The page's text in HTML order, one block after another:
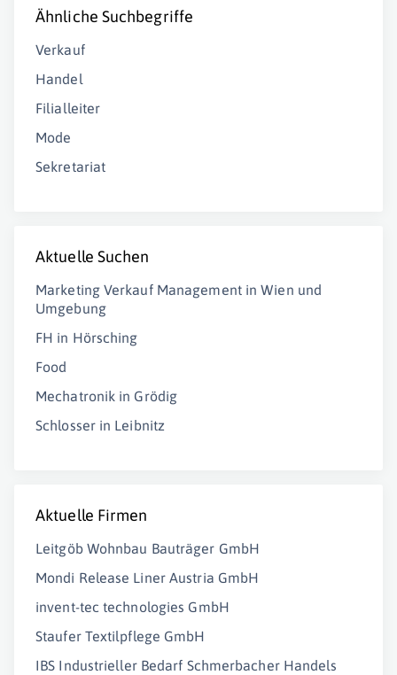
Ähnliche Suchbegriffe
Verkauf
Handel
Filialleiter
Mode
Sekretariat
Aktuelle Suchen
Marketing Verkauf Management in Wien und
Umgebung
FH in Hörsching
Food
Mechatronik in Grödig
Schlosser in Leibnitz
Aktuelle Firmen
Leitgöb Wohnbau Bauträger GmbH
Mondi Release Liner Austria GmbH
invent-tec technologies GmbH
Staufer Textilpflege GmbH
IBS Industrieller Bedarf Schmerbacher Handels